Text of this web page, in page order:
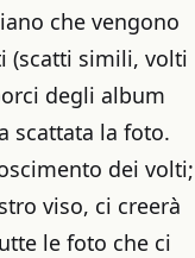
che vengono
(scatti simili, volti
degli album
scattata la foto.
dei volti;
viso, ci creerà
le foto che ci